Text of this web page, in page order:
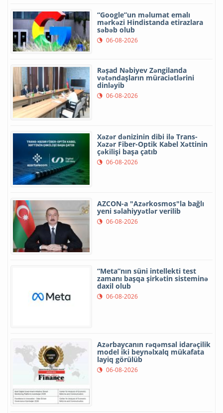
“Google”un məlumat emalı
mərkəzi Hindistanda etirazlara
səbəb olub
06-08-2026
Rəşad Nəbiyev Zəngilanda
vətəndaşların müraciətlərini
dinləyib
06-08-2026
Xəzər dənizinin dibi ilə Trans-
Xəzər Fiber-Optik Kabel Xəttinin
çəkilişi başa çatıb
06-08-2026
AZCON-a "Azərkosmos"la bağlı
yeni səlahiyyətlər verilib
06-08-2026
“Meta”nın süni intellekti test
zamanı başqa şirkətin sisteminə
daxil olub
06-08-2026
Azərbaycanın rəqəmsal idarəçilik
model iki beynəlxalq mükafata
layiq görülüb
06-08-2026